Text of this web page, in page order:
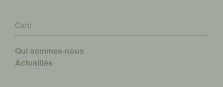
Oxni
Qui sommes-nous
Actualités